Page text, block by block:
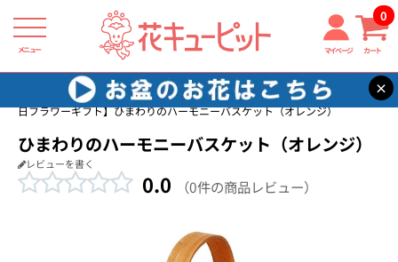
メニュー マイページ カート
0
×
花キューピット 家族に贈る誕生日フラワーギフト
【家族に贈る誕生
日フラワーギフト】ひまわりのハーモニーバスケット（オレンジ）
ひまわりのハーモニーバスケット（オレンジ）
レビューを書く
0.0 （0件の商品レビュー）